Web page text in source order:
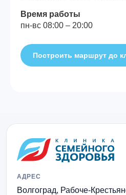
Время работы
пн‑вс 08:00 – 20:00
Построить маршрут до
АДРЕС
Волгоград, Рабоче-